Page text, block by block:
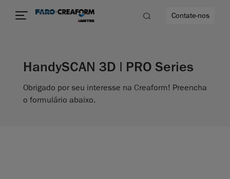
mais
Contate-nos
HandySCAN 3D | PRO Series
Obrigado por seu interesse na Creaform! Preencha
o formulário abaixo.